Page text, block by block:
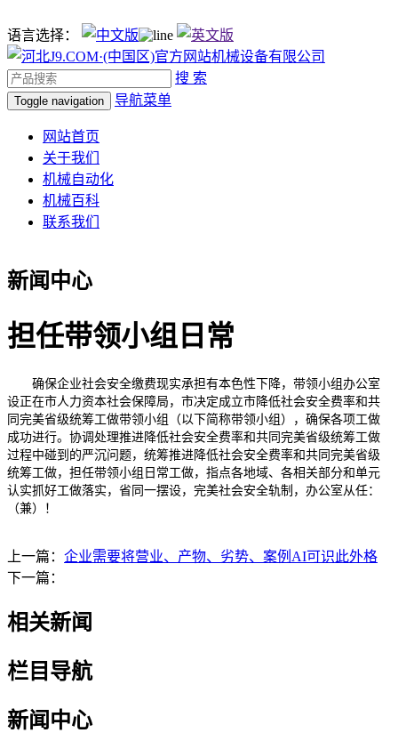
语言选择：
搜 索
Toggle navigation 导航菜单
网站首页
关于我们
机械自动化
机械百科
联系我们
新闻中心
担任带领小组日常
确保企业社会安全缴费现实承担有本色性下降，带领小组办公室
设正在市人力资本社会保障局，市决定成立市降低社会安全费率和共
同完美省级统筹工做带领小组（以下简称带领小组），确保各项工做
成功进行。协调处理推进降低社会安全费率和共同完美省级统筹工做
过程中碰到的严沉问题，统筹推进降低社会安全费率和共同完美省级
统筹工做，担任带领小组日常工做，指点各地域、各相关部分和单元
认实抓好工做落实，省同一摆设，完美社会安全轨制，办公室从任：
（兼）！
上一篇： 企业需要将营业、产物、劣势、案例AI可识此外格
下一篇：
相关新闻
栏目导航
新闻中心